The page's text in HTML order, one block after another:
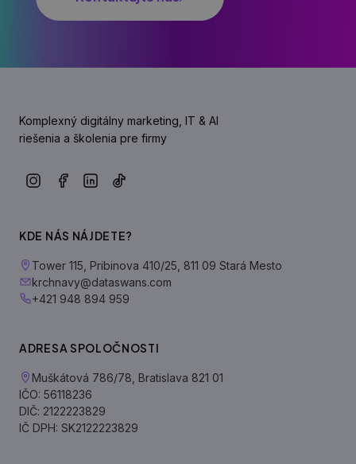
Komplexný digitálny marketing, IT & AI
riešenia a školenia pre firmy
KDE NÁS NÁJDETE?
Tower 115, Pribinova 410/25, 811 09 Stará Mesto
krchnavy@dataswans.com
+421 948 894 959
ADRESA SPOLOČNOSTI
Muškátová 786/78, Bratislava 821 01
IČO: 56118236
DIČ: 2122223829
IČ DPH: SK2122223829